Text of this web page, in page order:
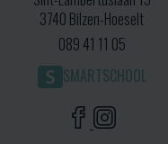
3740 Bilzen-Hoeselt
089 41 11 05
SMARTSCHOOL